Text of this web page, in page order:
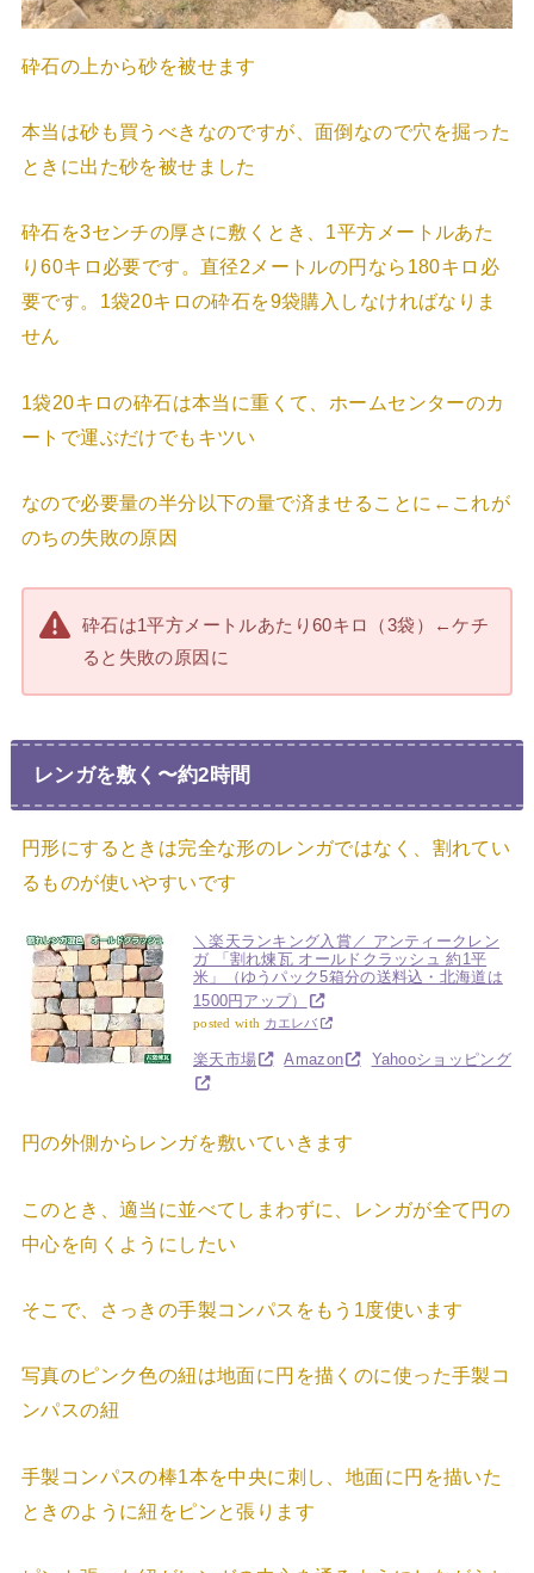
砕石の上から砂を被せます
本当は砂も買うべきなのですが、面倒なので穴を掘った
ときに出た砂を被せました
砕石を3センチの厚さに敷くとき、1平方メートルあた
り60キロ必要です。直径2メートルの円なら180キロ必
要です。1袋20キロの砕石を9袋購入しなければなりま
せん
1袋20キロの砕石は本当に重くて、ホームセンターのカ
ートで運ぶだけでもキツい
なので必要量の半分以下の量で済ませることに←これが
のちの失敗の原因
砕石は1平方メートルあたり60キロ（3袋）←ケチ
ると失敗の原因に
レンガを敷く〜約2時間
円形にするときは完全な形のレンガではなく、割れてい
るものが使いやすいです
＼楽天ランキング入賞／ アンティークレン
ガ 「割れ煉瓦 オールドクラッシュ 約1平
米」（ゆうパック5箱分の送料込・北海道は
1500円アップ）
posted with カエレバ
楽天市場 Amazon Yahooショッピング
円の外側からレンガを敷いていきます
このとき、適当に並べてしまわずに、レンガが全て円の
中心を向くようにしたい
そこで、さっきの手製コンパスをもう1度使います
写真のピンク色の紐は地面に円を描くのに使った手製コ
ンパスの紐
手製コンパスの棒1本を中央に刺し、地面に円を描いた
ときのように紐をピンと張ります